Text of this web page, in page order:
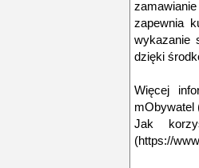
zapewnia
wykazanie
dzięki
Więcej
mObywatel
Jak
(https://